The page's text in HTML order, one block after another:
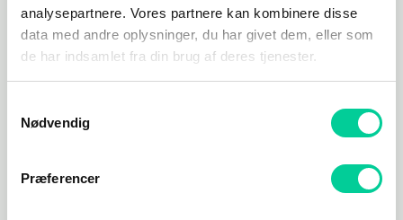
analysepartnere. Vores partnere kan kombinere disse
data med andre oplysninger, du har givet dem, eller som
de har indsamlet fra din brug af deres tjenester.
Nødvendig
Præferencer
Selve omgivelserne i spillet vil typisk foregå i junglen,
men også inde i byen blandt bygninger og biler.
formår at trække spilleren fuldstændigt ind i den
byder på.